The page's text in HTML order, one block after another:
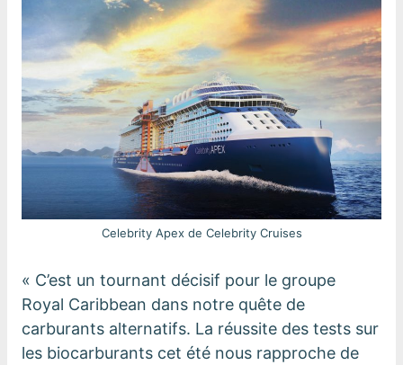
Celebrity Apex de Celebrity Cruises
« C’est un tournant décisif pour le groupe
Royal Caribbean dans notre quête de
carburants alternatifs. La réussite des tests sur
les biocarburants cet été nous rapproche de